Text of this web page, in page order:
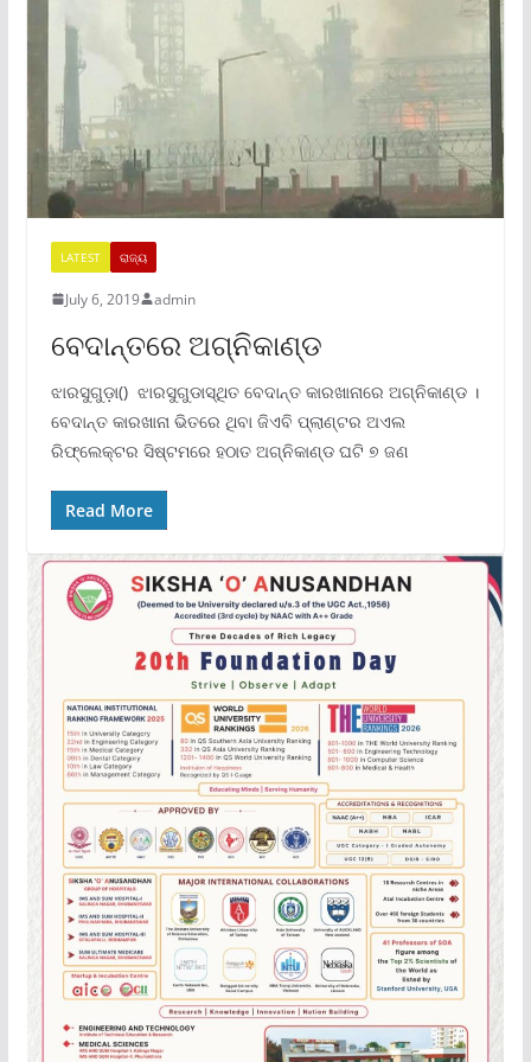
LATEST ରାଜ୍ୟ
July 6, 2019 admin
ବେଦାନ୍ତରେ ଅଗ୍ନିକାଣ୍ଡ
ଝାରସୁଗୁଡ଼ା() ଝାରସୁଗୁଡାସ୍ଥିତ ବେଦାନ୍ତ କାରଖାନାରେ ଅଗ୍ନିକାଣ୍ଡ ।
ବେଦାନ୍ତ କାରଖାନା ଭିତରେ ଥିବା ଜିଏବି ପ୍ଲାଣ୍ଟର ଅଏଲ
ରିଫ୍ଲେକ୍ଟର ସିଷ୍ଟମରେ ହଠାତ ଅଗ୍ନିକାଣ୍ଡ ଘଟି ୭ ଜଣ
Read More